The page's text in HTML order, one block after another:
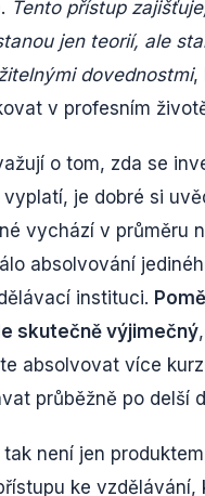
Tento přístup
jen teorií, ale
dovednostmi,
v profesním
o tom, zda se
vyplatí, je dobré si
vychází v průměru
absolvování
instituci.
skutečně výjimečný
absolvovat více
průběžně po delší
tak není jen
ke vzdělávání,